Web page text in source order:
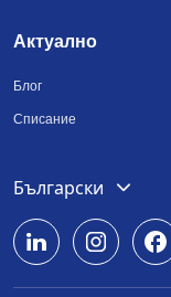
Актуално
Блог
Списание
Български
Українська
Deutsch
English